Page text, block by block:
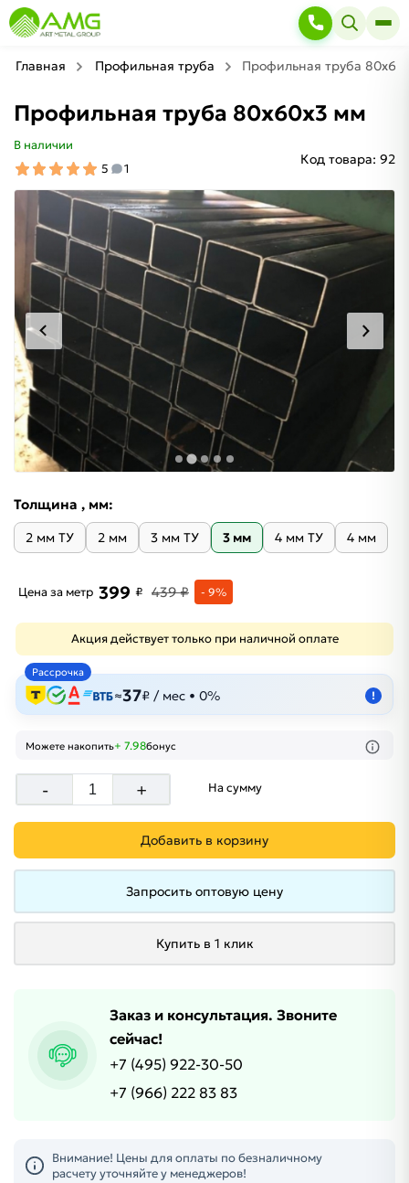
Главная Профильная труба Профильная труба
Профильная труба 80х60х3 мм
В наличии
5
1
Код товара: 92
Толщина , мм:
2 мм ТУ 2 мм 3 мм ТУ 3 мм 4 мм ТУ 4 мм
Цена за метр 399 ₽ 439 ₽ - 9%
Акция действует только при наличной оплате
Рассрочка
≈37₽ / мес • 0% !
Можете накопить+ 7.98бонус
- + На сумму
Добавить в корзину
Запросить оптовую цену
Купить в 1 клик
Заказ и консультация. Звоните
сейчас!
+7 (495) 922-30-50
+7 (966) 222 83 83
Внимание! Цены для оплаты по безналичному
расчету уточняйте у менеджеров!